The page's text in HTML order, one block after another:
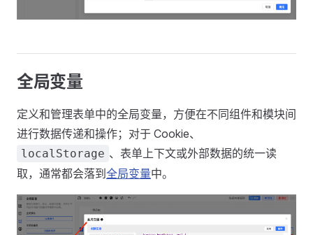
全局变量
定义和管理表单中的全局变量，方便在不同组件和模块间
进行数据传递和操作；对于 Cookie、
localStorage 、表单上下文或外部数据的统一读
取，通常都会落到 全局变量中。